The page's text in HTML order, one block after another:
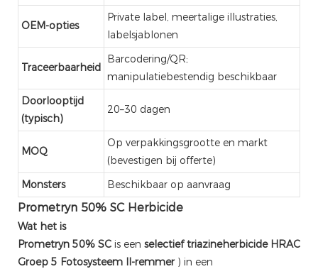
OEM-opties
Private label, meertalige illustraties,
labelsjablonen
Traceerbaarheid
Barcodering/QR;
manipulatiebestendig beschikbaar
Doorlooptijd
(typisch)
20–30 dagen
MOQ
Op verpakkingsgrootte en markt
(bevestigen bij offerte)
Monsters
Beschikbaar op aanvraag
Prometryn 50% SC Herbicide
Wat het is
Prometryn 50% SC is een selectief triazineherbicide HRAC
Groep 5 Fotosysteem II-remmer) in een